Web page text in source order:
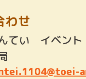
わせ
てい イベント